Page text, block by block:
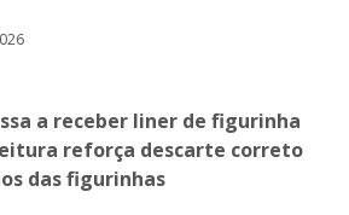
a receber liner de figurinha
reforça descarte correto
das figurinhas